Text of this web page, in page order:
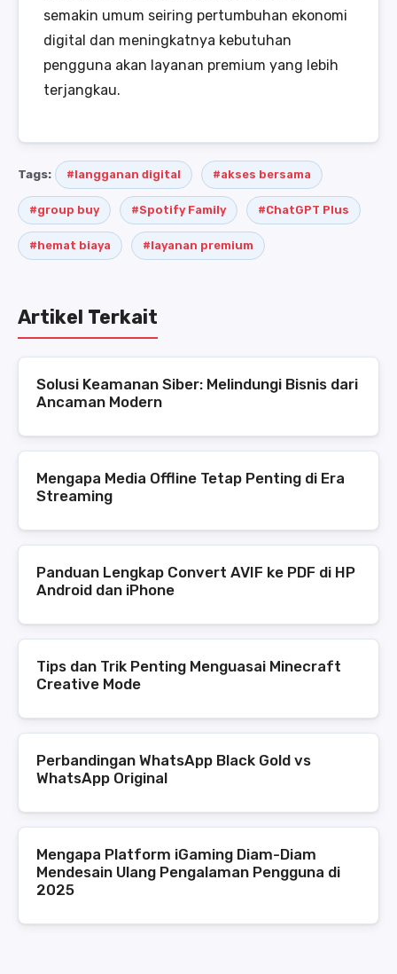
semakin umum seiring pertumbuhan ekonomi
digital dan meningkatnya kebutuhan
pengguna akan layanan premium yang lebih
terjangkau.
Tags: #langganan digital #akses bersama
#group buy #Spotify Family #ChatGPT Plus
#hemat biaya #layanan premium
Artikel Terkait
Solusi Keamanan Siber: Melindungi Bisnis dari
Ancaman Modern
Mengapa Media Offline Tetap Penting di Era
Streaming
Panduan Lengkap Convert AVIF ke PDF di HP
Android dan iPhone
Tips dan Trik Penting Menguasai Minecraft
Creative Mode
Perbandingan WhatsApp Black Gold vs
WhatsApp Original
Mengapa Platform iGaming Diam-Diam
Mendesain Ulang Pengalaman Pengguna di
2025